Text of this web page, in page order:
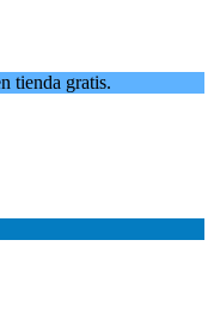
tienda gratis.